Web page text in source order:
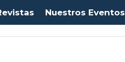
Nuestros Eventos